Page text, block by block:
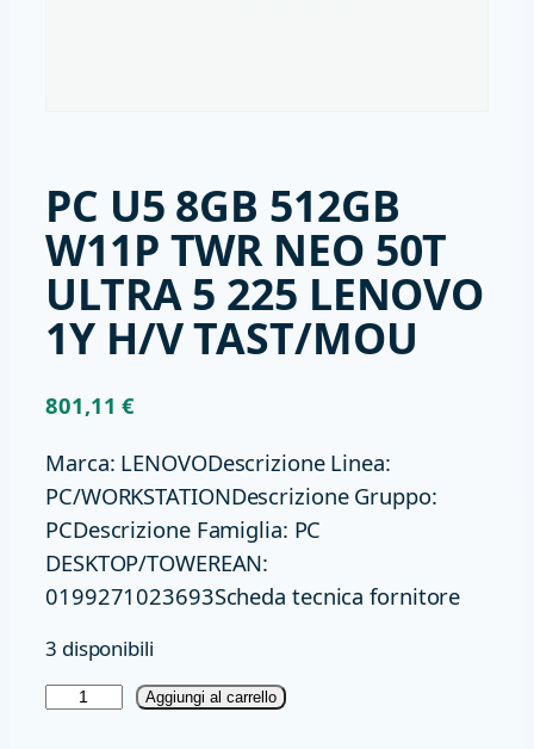
PC U5 8GB 512GB
W11P TWR NEO 50T
ULTRA 5 225 LENOVO
1Y H/V TAST/MOU
801,11€
Marca: LENOVODescrizione Linea:
PC/WORKSTATIONDescrizione Gruppo:
PCDescrizione Famiglia: PC
DESKTOP/TOWEREAN:
0199271023693Scheda tecnica fornitore
3 disponibili
Aggiungi al carrello